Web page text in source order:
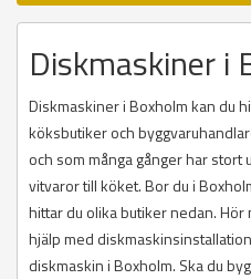
Diskmaskiner i
Diskmaskiner i Boxholm kan du
köksbutiker och
och som många gånger har
vitvaror till köket. Bor du i
hittar du olika butiker nedan.
hjälp med
diskmaskin i Boxholm. Ska du